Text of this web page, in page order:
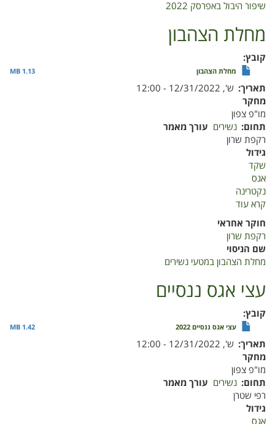
שיפור היבול באפרסק 2022
מחלת הצהבון
קובץ
מחלת הצהבון 1.13 MB
תאריך ש', 12/31/2022 - 12:00
מחקר
מו"פ צפון
תחום נשירים עורך מאמר
רקפת שרון
גידול
שקד
אגס
נקטרינה
קרא עוד
הצהבון
חוקר אחראי
רקפת שרון
שם הניסוי
מחלת הצהבון במטעי נשירים
עצי אגס ננסיים
קובץ
עצי אגס ננסיים 2022 1.42 MB
תאריך ש', 12/31/2022 - 12:00
מחקר
מו"פ צפון
תחום נשירים עורך מאמר
רפי שטרן
גידול
אגס